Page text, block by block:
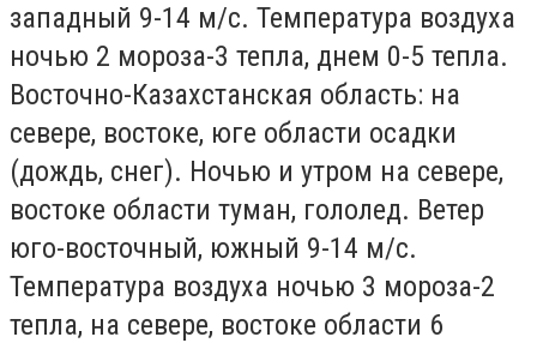
западный 9-14 м/с. Температура воздуха
ночью 2 мороза-3 тепла, днем 0-5 тепла.
Восточно-Казахстанская область: на
севере, востоке, юге области осадки
(дождь, снег). Ночью и утром на севере,
востоке области туман, гололед. Ветер
юго-восточный, южный 9-14 м/с.
Температура воздуха ночью 3 мороза-2
тепла, на севере, востоке области 6